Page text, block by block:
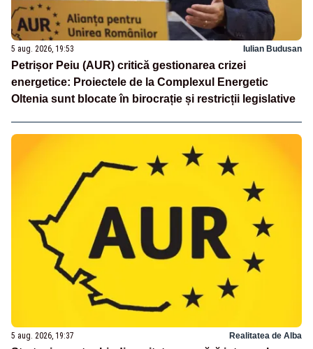
5 aug. 2026, 19:53 Iulian Budusan
Petrișor Peiu (AUR) critică gestionarea crizei
energetice: Proiectele de la Complexul Energetic
Oltenia sunt blocate în birocrație și restricții legislative
5 aug. 2026, 19:37 Realitatea de Alba